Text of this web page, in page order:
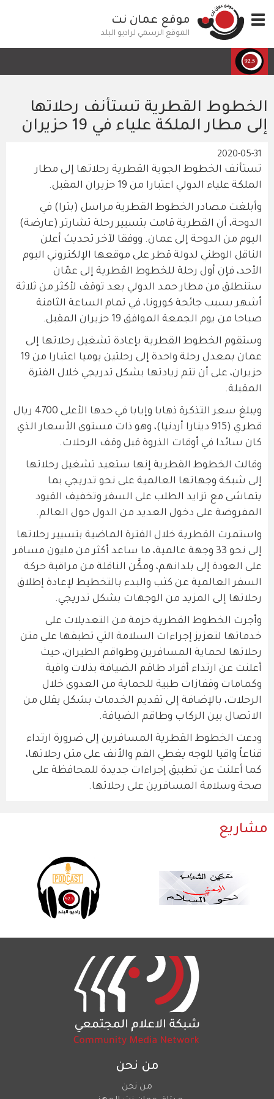
إلى
المحتوى
الرئيسي
Toggle
navigation
موقع عمان نت
الموقع الرسمي لراديو البلد
الخطوط القطرية تستأنف رحلاتها
إلى مطار الملكة علياء في 19 حزيران
2020-05-31
تستأنف الخطوط الجوية القطرية رحلاتها إلى مطار
الملكة علياء الدولي اعتبارا من 19 حزيران المقبل.
وأبلغت مصادر الخطوط القطرية مراسل (بترا) في
الدوحة، أن القطرية قامت بتسيير رحلة تشارتر (عارضة)
اليوم من الدوحة إلى عمان. ووفقا لآخر تحديث أعلن
الناقل الوطني لدولة قطر على موقعها الإلكتروني اليوم
الأحد، فإن أول رحلة للخطوط القطرية إلى عمّان
ستنطلق من مطار حمد الدولي بعد توقف لأكثر من ثلاثة
أشهر بسبب جائحة كورونا، في تمام الساعة الثامنة
صباحا من يوم الجمعة الموافق 19 حزيران المقبل.
وستقوم الخطوط القطرية بإعادة تشغيل رحلاتها إلى
عمان بمعدل رحلة واحدة إلى رحلتين يوميا اعتبارا من 19
حزيران، على أن تتم زيادتها بشكل تدريجي خلال الفترة
المقبلة.
ويبلغ سعر التذكرة ذهابا وإيابا في حدها الأعلى 4700 ريال
قطري (915 دينارا أردنيا)، وهو ذات مستوى الأسعار الذي
كان سائدا في أوقات الذروة قبل وقف الرحلات.
وقالت الخطوط القطرية إنها ستعيد تشغيل رحلاتها
إلى شبكة وجهاتها العالمية على نحو تدريجي بما
يتماشى مع تزايد الطلب على السفر وتخفيف القيود
المفروضة على دخول العديد من الدول حول العالم.
واستمرت القطرية خلال الفترة الماضية بتسيير رحلاتها
إلى نحو 33 وجهة عالمية، ما ساعد أكثر من مليون مسافر
على العودة إلى بلدانهم، ومكَّن الناقلة من مراقبة حركة
السفر العالمية عن كثب والبدء بالتخطيط لإعادة إطلاق
رحلاتها إلى المزيد من الوجهات بشكل تدريجي.
وأجرت الخطوط القطرية حزمة من التعديلات على
خدماتها لتعزيز إجراءات السلامة التي تطبقها على متن
رحلاتها لحماية المسافرين وطواقم الطيران، حيث
أعلنت عن ارتداء أفراد طاقم الضيافة بذلات واقية
وكمامات وقفازات طبية للحماية من العدوى خلال
الرحلات، بالإضافة إلى تقديم الخدمات بشكل يقلل من
الاتصال بين الركاب وطاقم الضيافة.
ودعت الخطوط القطرية المسافرين إلى ضرورة ارتداء
قناعاً واقيا للوجه يغطي الفم والأنف على متن رحلاتها،
كما أعلنت عن تطبيق إجراءات جديدة للمحافظة على
صحة وسلامة المسافرين على رحلاتها.
مشاريع
من نحن
من نحن